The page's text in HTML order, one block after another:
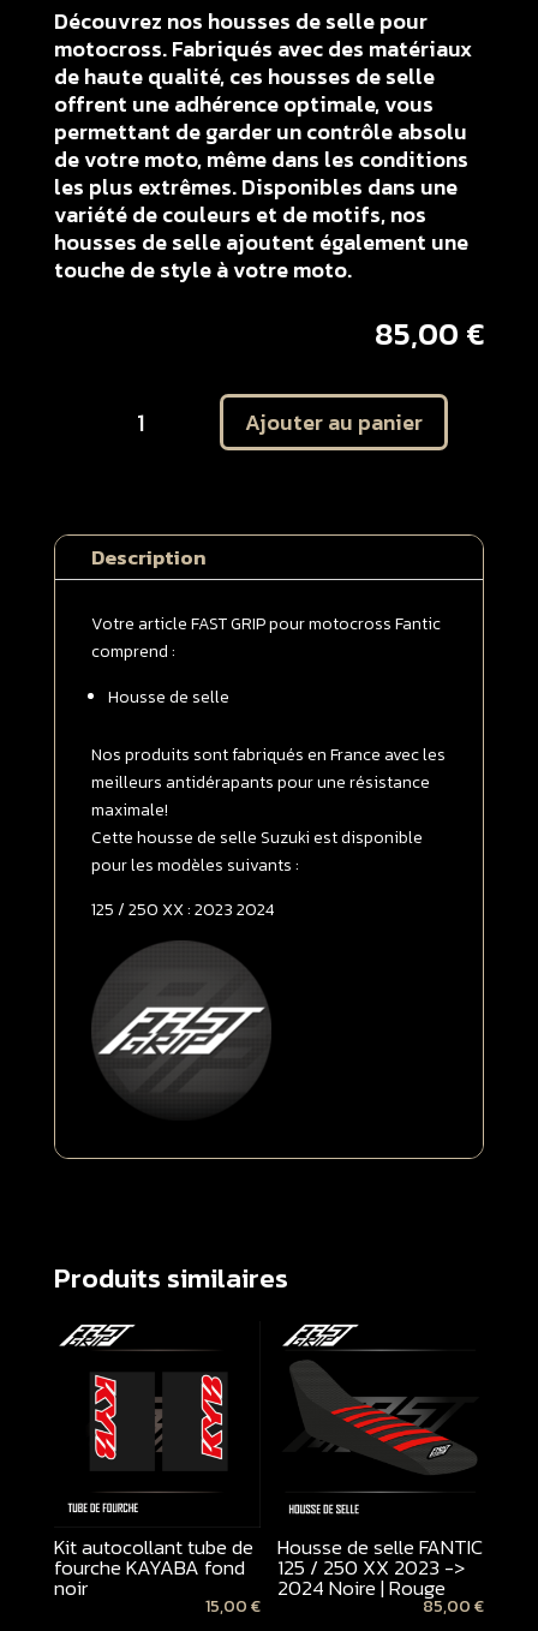
Découvrez nos housses de selle pour
motocross. Fabriqués avec des matériaux
de haute qualité, ces housses de selle
offrent une adhérence optimale, vous
permettant de garder un contrôle absolu
de votre moto, même dans les conditions
les plus extrêmes. Disponibles dans une
variété de couleurs et de motifs, nos
housses de selle ajoutent également une
touche de style à votre moto.
85,00 €
FANTIC
125
/
250
XX
-
2024
Grise
|
Noire
Ajouter au panier
Description
Votre article FAST GRIP pour motocross Fantic
comprend :
Housse de selle
Nos produits sont fabriqués en France avec les
meilleurs antidérapants pour une résistance
maximale!
Cette housse de selle Suzuki est disponible
pour les modèles suivants :
125 / 250 XX : 2023 2024
Produits similaires
Kit autocollant tube de
fourche KAYABA fond
noir
15,00€
Housse de selle FANTIC
125 / 250 XX 2023 ->
2024 Noire | Rouge
85,00€